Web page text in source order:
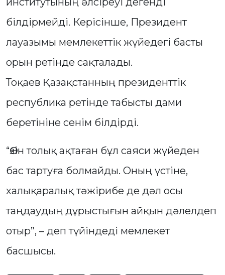
білдірмейді. Керісінше, Президент
лауазымы мемлекеттік жүйедегі басты
орын ретінде сақталады.
Тоқаев Қазақстанның президенттік
республика ретінде табысты дами
беретініне сенім білдірді.
“Өзін толық ақтаған бұл саяси жүйеден
бас тартуға болмайды. Оның үстіне,
халықаралық тәжірибе де дәл осы
таңдаудың дұрыстығын айқын дәлелдеп
отыр”, – деп түйіндеді мемлекет
басшысы.